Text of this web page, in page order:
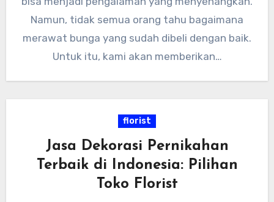
Namun, tidak semua orang tahu bagaimana
merawat bunga yang sudah dibeli dengan baik.
Untuk itu, kami akan memberikan…
florist
Jasa Dekorasi Pernikahan
Terbaik di Indonesia: Pilihan
Toko Florist